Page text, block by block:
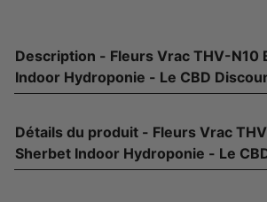
Description - Fleurs Vrac THV-N10 Blue Sherbet
Indoor Hydroponie - Le CBD
Détails du produit - Fleurs Vrac THV-N10 Blue
Sherbet Indoor Hydroponie - Le